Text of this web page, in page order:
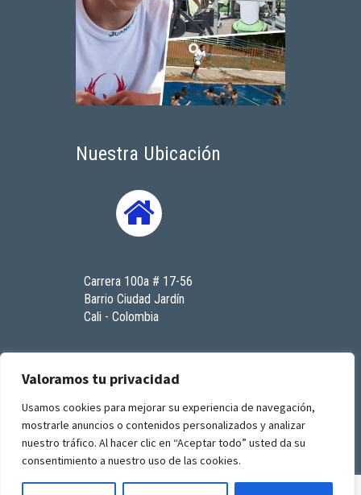
Valoramos tu privacidad
Usamos cookies para mejorar su experiencia de navegación,
mostrarle anuncios o contenidos personalizados y analizar
nuestro tráfico. Al hacer clic en “Aceptar todo” usted da su
consentimiento a nuestro uso de las cookies.
Nuestra Ubicación
Carrera 100a # 17-56
Barrio Ciudad Jardín
Cali - Colombia
© 2023. Todos los derechos reservados. RenaSeres
byGFourmis